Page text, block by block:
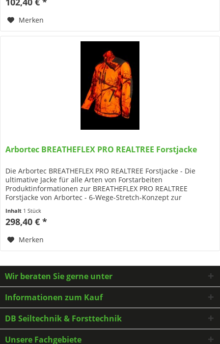
Merken
Arbortec BREATHEFLEX PRO REALTREE Forstjacke
Die Arbortec BREATHEFLEX PRO REALTREE Forstjacke - Die
ultimative Jacke für alle Arten von Forstarbeiten
Produktinformationen zur BREATHEFLEX PRO REALTREE
Forstjacke von Arbortec - 6-Wege-Stretch-Konzept zur
Inhalt 1 Stück
298,40 € *
Merken
Wir beraten Sie gerne unter
Informationen zum Kauf
DB Seiltechnik & Forsttechnik
Unsere Fachgebiete